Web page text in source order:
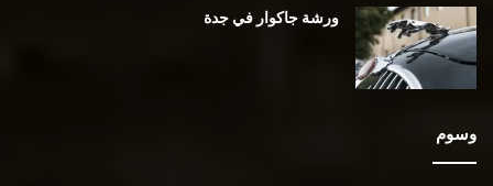
ورشة جاكوار في جدة
وسوم